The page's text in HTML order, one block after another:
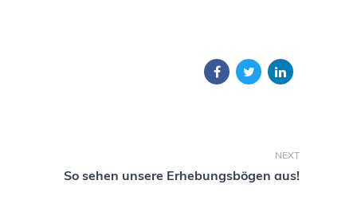
NEXT
So sehen unsere Erhebungsbögen aus!